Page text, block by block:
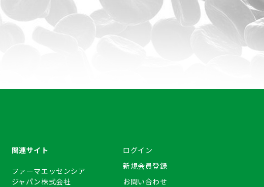
関連サイト
ファーマエッセンシア
ジャパン株式会社
ログイン
新規会員登録
お問い合わせ